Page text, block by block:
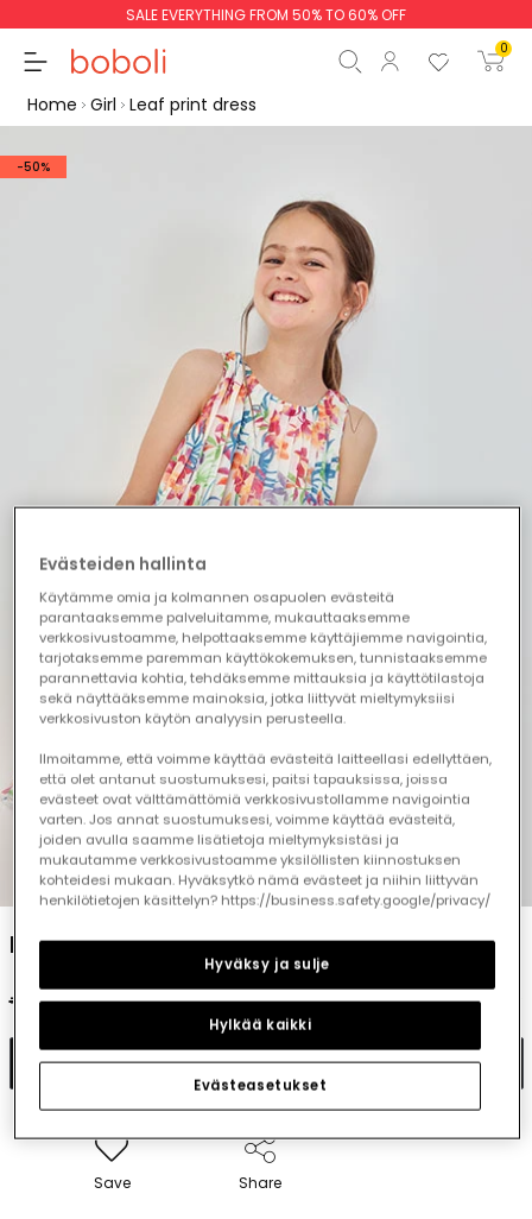
SALE EVERYTHING FROM 50% TO 60% OFF
0
Start order
Home Girl Leaf print dress
-50%
1 2 3 4 5
Leaf print dress
€59.95 €29.95
Add to cart
Save Share
Evästeiden hallinta
Käytämme omia ja kolmannen osapuolen evästeitä
parantaaksemme palveluitamme, mukauttaaksemme
verkkosivustoamme, helpottaaksemme käyttäjiemme navigointia,
tarjotaksemme paremman käyttökokemuksen, tunnistaaksemme
parannettavia kohtia, tehdäksemme mittauksia ja käyttötilastoja
sekä näyttääksemme mainoksia, jotka liittyvät mieltymyksiisi
verkkosivuston käytön analyysin perusteella.
Ilmoitamme, että voimme käyttää evästeitä laitteellasi edellyttäen,
että olet antanut suostumuksesi, paitsi tapauksissa, joissa
evästeet ovat välttämättömiä verkkosivustollamme navigointia
varten. Jos annat suostumuksesi, voimme käyttää evästeitä,
joiden avulla saamme lisätietoja mieltymyksistäsi ja
mukautamme verkkosivustoamme yksilöllisten kiinnostuksen
kohteidesi mukaan. Hyväksytkö nämä evästeet ja niihin liittyvän
henkilötietojen käsittelyn? https://business.safety.google/privacy/
Evästeasetukset
Hylkää kaikki
Hyväksy ja sulje